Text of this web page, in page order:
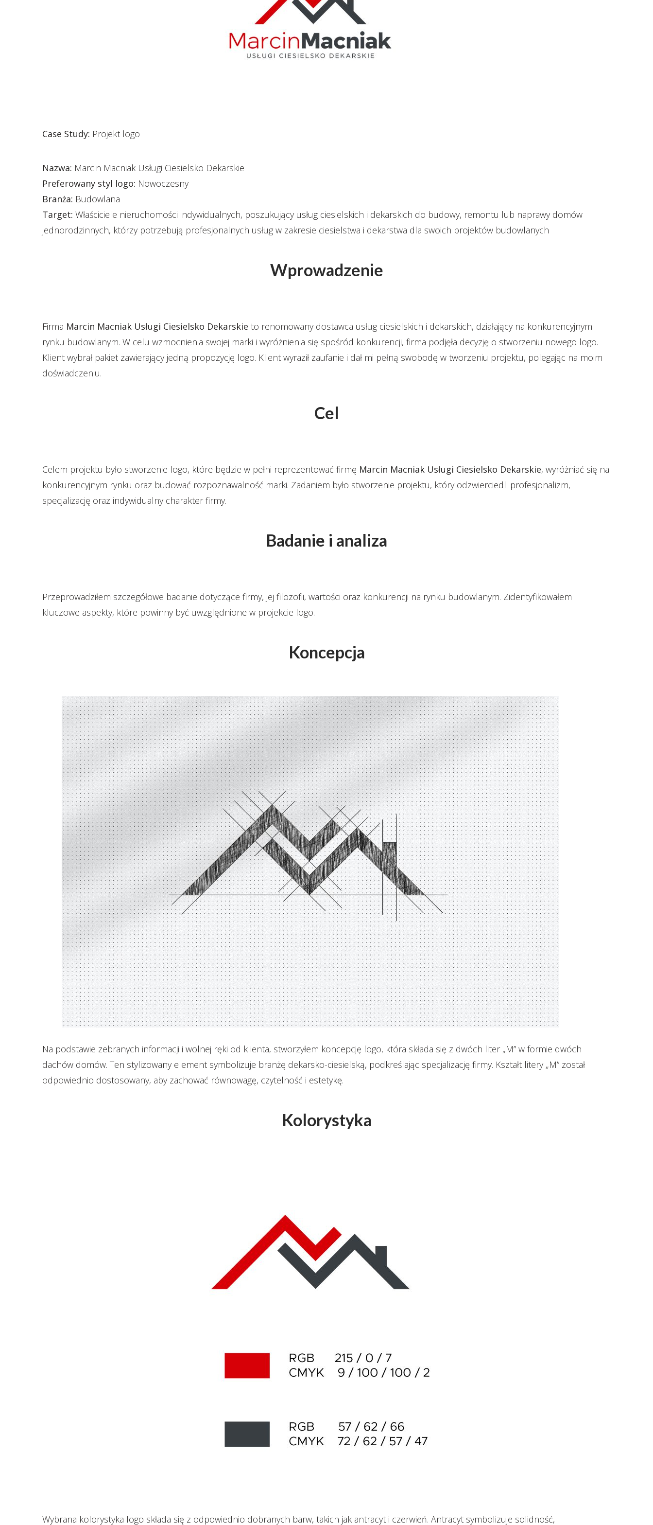
Case Study: Projekt logo
Nazwa: Marcin Macniak Usługi Ciesielsko Dekarskie
Preferowany styl logo: Nowoczesny
Branża: Budowlana
Target: Właściciele nieruchomości indywidualnych, poszukujący usług ciesielskich i dekarskich do budowy, remontu lub naprawy domów
jednorodzinnych, którzy potrzebują profesjonalnych usług w zakresie ciesielstwa i dekarstwa dla swoich projektów budowlanych
Wprowadzenie
Firma Marcin Macniak Usługi Ciesielsko Dekarskie to renomowany dostawca usług ciesielskich i dekarskich, działający na konkurencyjnym
rynku budowlanym. W celu wzmocnienia swojej marki i wyróżnienia się spośród konkurencji, firma podjęła decyzję o stworzeniu nowego logo.
Klient wybrał pakiet zawierający jedną propozycję logo. Klient wyraził zaufanie i dał mi pełną swobodę w tworzeniu projektu, polegając na moim
doświadczeniu.
Cel
Celem projektu było stworzenie logo, które będzie w pełni reprezentować firmę Marcin Macniak Usługi Ciesielsko Dekarskie, wyróżniać się na
konkurencyjnym rynku oraz budować rozpoznawalność marki. Zadaniem było stworzenie projektu, który odzwierciedli profesjonalizm,
specjalizację oraz indywidualny charakter firmy.
Badanie i analiza
Przeprowadziłem szczegółowe badanie dotyczące firmy, jej filozofii, wartości oraz konkurencji na rynku budowlanym. Zidentyfikowałem
kluczowe aspekty, które powinny być uwzględnione w projekcie logo.
Koncepcja
Na podstawie zebranych informacji i wolnej ręki od klienta, stworzyłem koncepcję logo, która składa się z dwóch liter „M” w formie dwóch
dachów domów. Ten stylizowany element symbolizuje branżę dekarsko-ciesielską, podkreślając specjalizację firmy. Kształt litery „M” został
odpowiednio dostosowany, aby zachować równowagę, czytelność i estetykę.
Kolorystyka
Wybrana kolorystyka logo składa się z odpowiednio dobranych barw, takich jak antracyt i czerwień. Antracyt symbolizuje solidność,